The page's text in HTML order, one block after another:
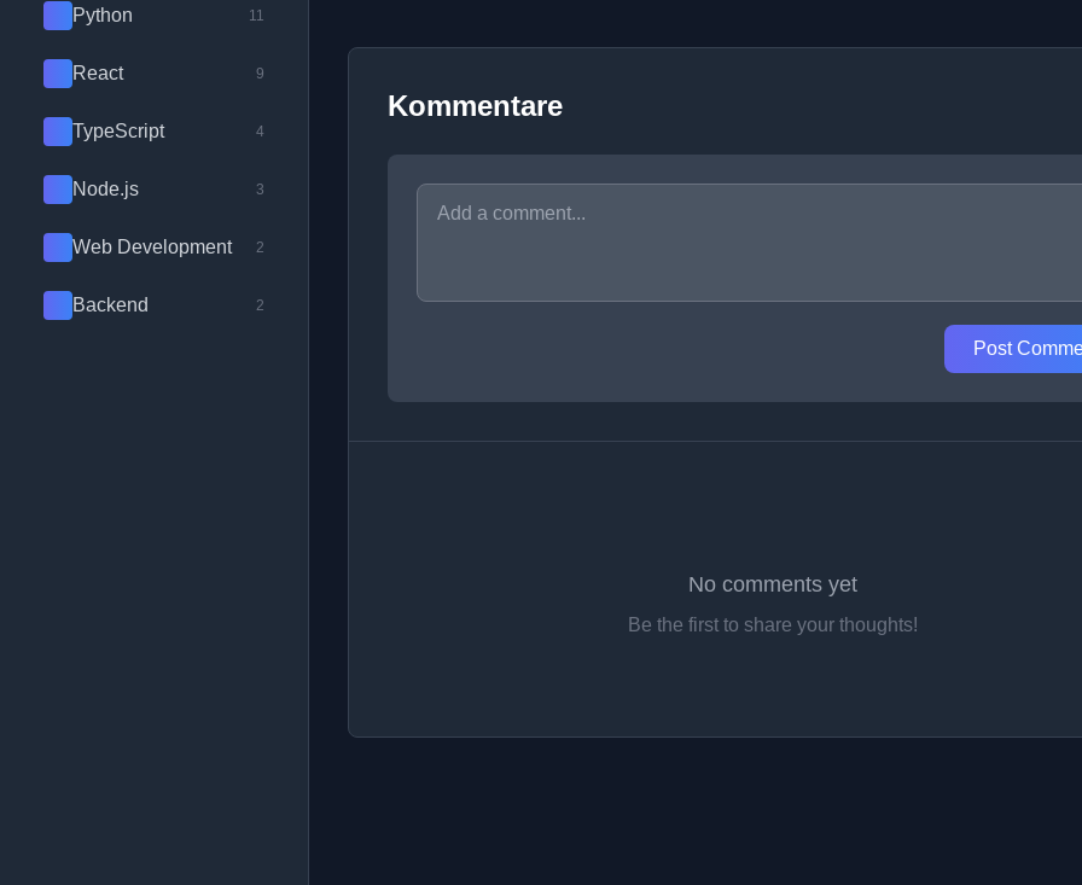
Python 11
React 9
TypeScript 4
Node.js 3
Web Development 2
Backend 2
Kommentare
Post
No comments yet
Be the first to share your thoughts!